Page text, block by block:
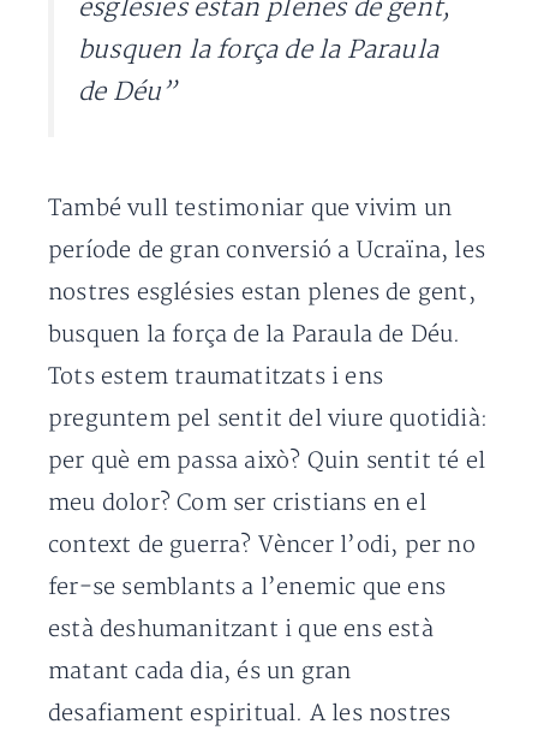
esglésies estan plenes de gent,
busquen la força de la Paraula
de Déu”
També vull testimoniar que vivim un
període de gran conversió a Ucraïna, les
nostres esglésies estan plenes de gent,
busquen la força de la Paraula de Déu.
Tots estem traumatitzats i ens
preguntem pel sentit del viure quotidià:
per què em passa això? Quin sentit té el
meu dolor? Com ser cristians en el
context de guerra? Vèncer l’odi, per no
fer-se semblants a l’enemic que ens
està deshumanitzant i que ens està
matant cada dia, és un gran
desafiament espiritual. A les nostres